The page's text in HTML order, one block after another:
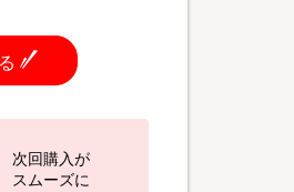
次回購入が
スムーズに